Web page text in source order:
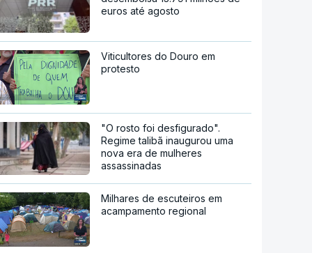
euros até agosto
Viticultores do Douro em
protesto
"O rosto foi desfigurado".
Regime talibã inaugurou uma
nova era de mulheres
assassinadas
Milhares de escuteiros em
acampamento regional